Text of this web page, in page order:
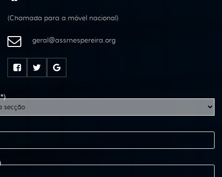
(Chamada para a móvel nacional)
geral@assrnespereira.org